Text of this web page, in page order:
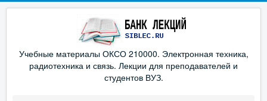
Учебные материалы ОКСО 210000. Электронная техника,
радиотехника и связь. Лекции для преподавателей и
студентов ВУЗ.